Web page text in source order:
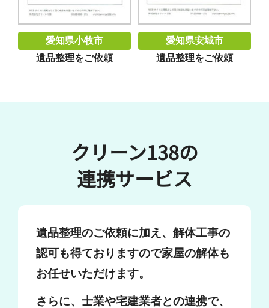
愛知県安城市
遺品整理をご依頼
愛知県名古屋市
遺品整理をご依頼
クリーン138の
連携サービス
遺品整理のご依頼に加え、解体工事の
認可も得ておりますので家屋の解体も
お任せいただけます。
さらに、士業や宅建業者との連携で、